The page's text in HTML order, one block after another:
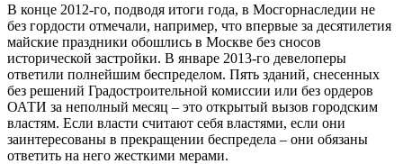
В конце 2012-го, подводя итоги года, в Мосгорнаследии не
без гордости отмечали, например, что впервые за десятилетия
майские праздники обошлись в Москве без сносов
исторической застройки. В январе 2013-го девелоперы
ответили полнейшим беспределом. Пять зданий, снесенных
без решений Градостроительной комиссии или без ордеров
ОАТИ за неполный месяц – это открытый вызов городским
властям. Если власти считают себя властями, если они
заинтересованы в прекращении беспредела – они обязаны
ответить на него жесткими мерами.